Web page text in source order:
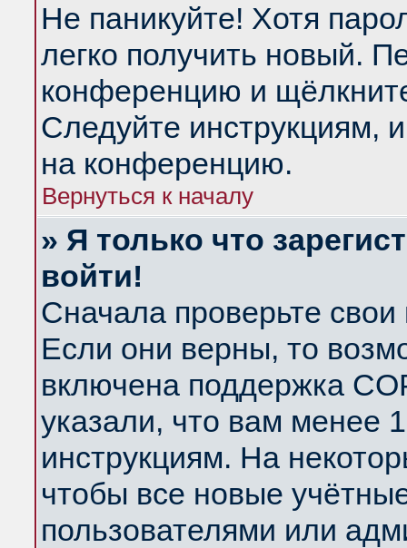
Не паникуйте! Хотя
легко получить новый.
конференцию и
Следуйте инструкциям,
на конференцию.
Вернуться к началу
» Я только что
войти!
Сначала проверьте
Если они верны, то
включена поддержка
указали, что вам менее
инструкциям. На
чтобы все новые
пользователями или